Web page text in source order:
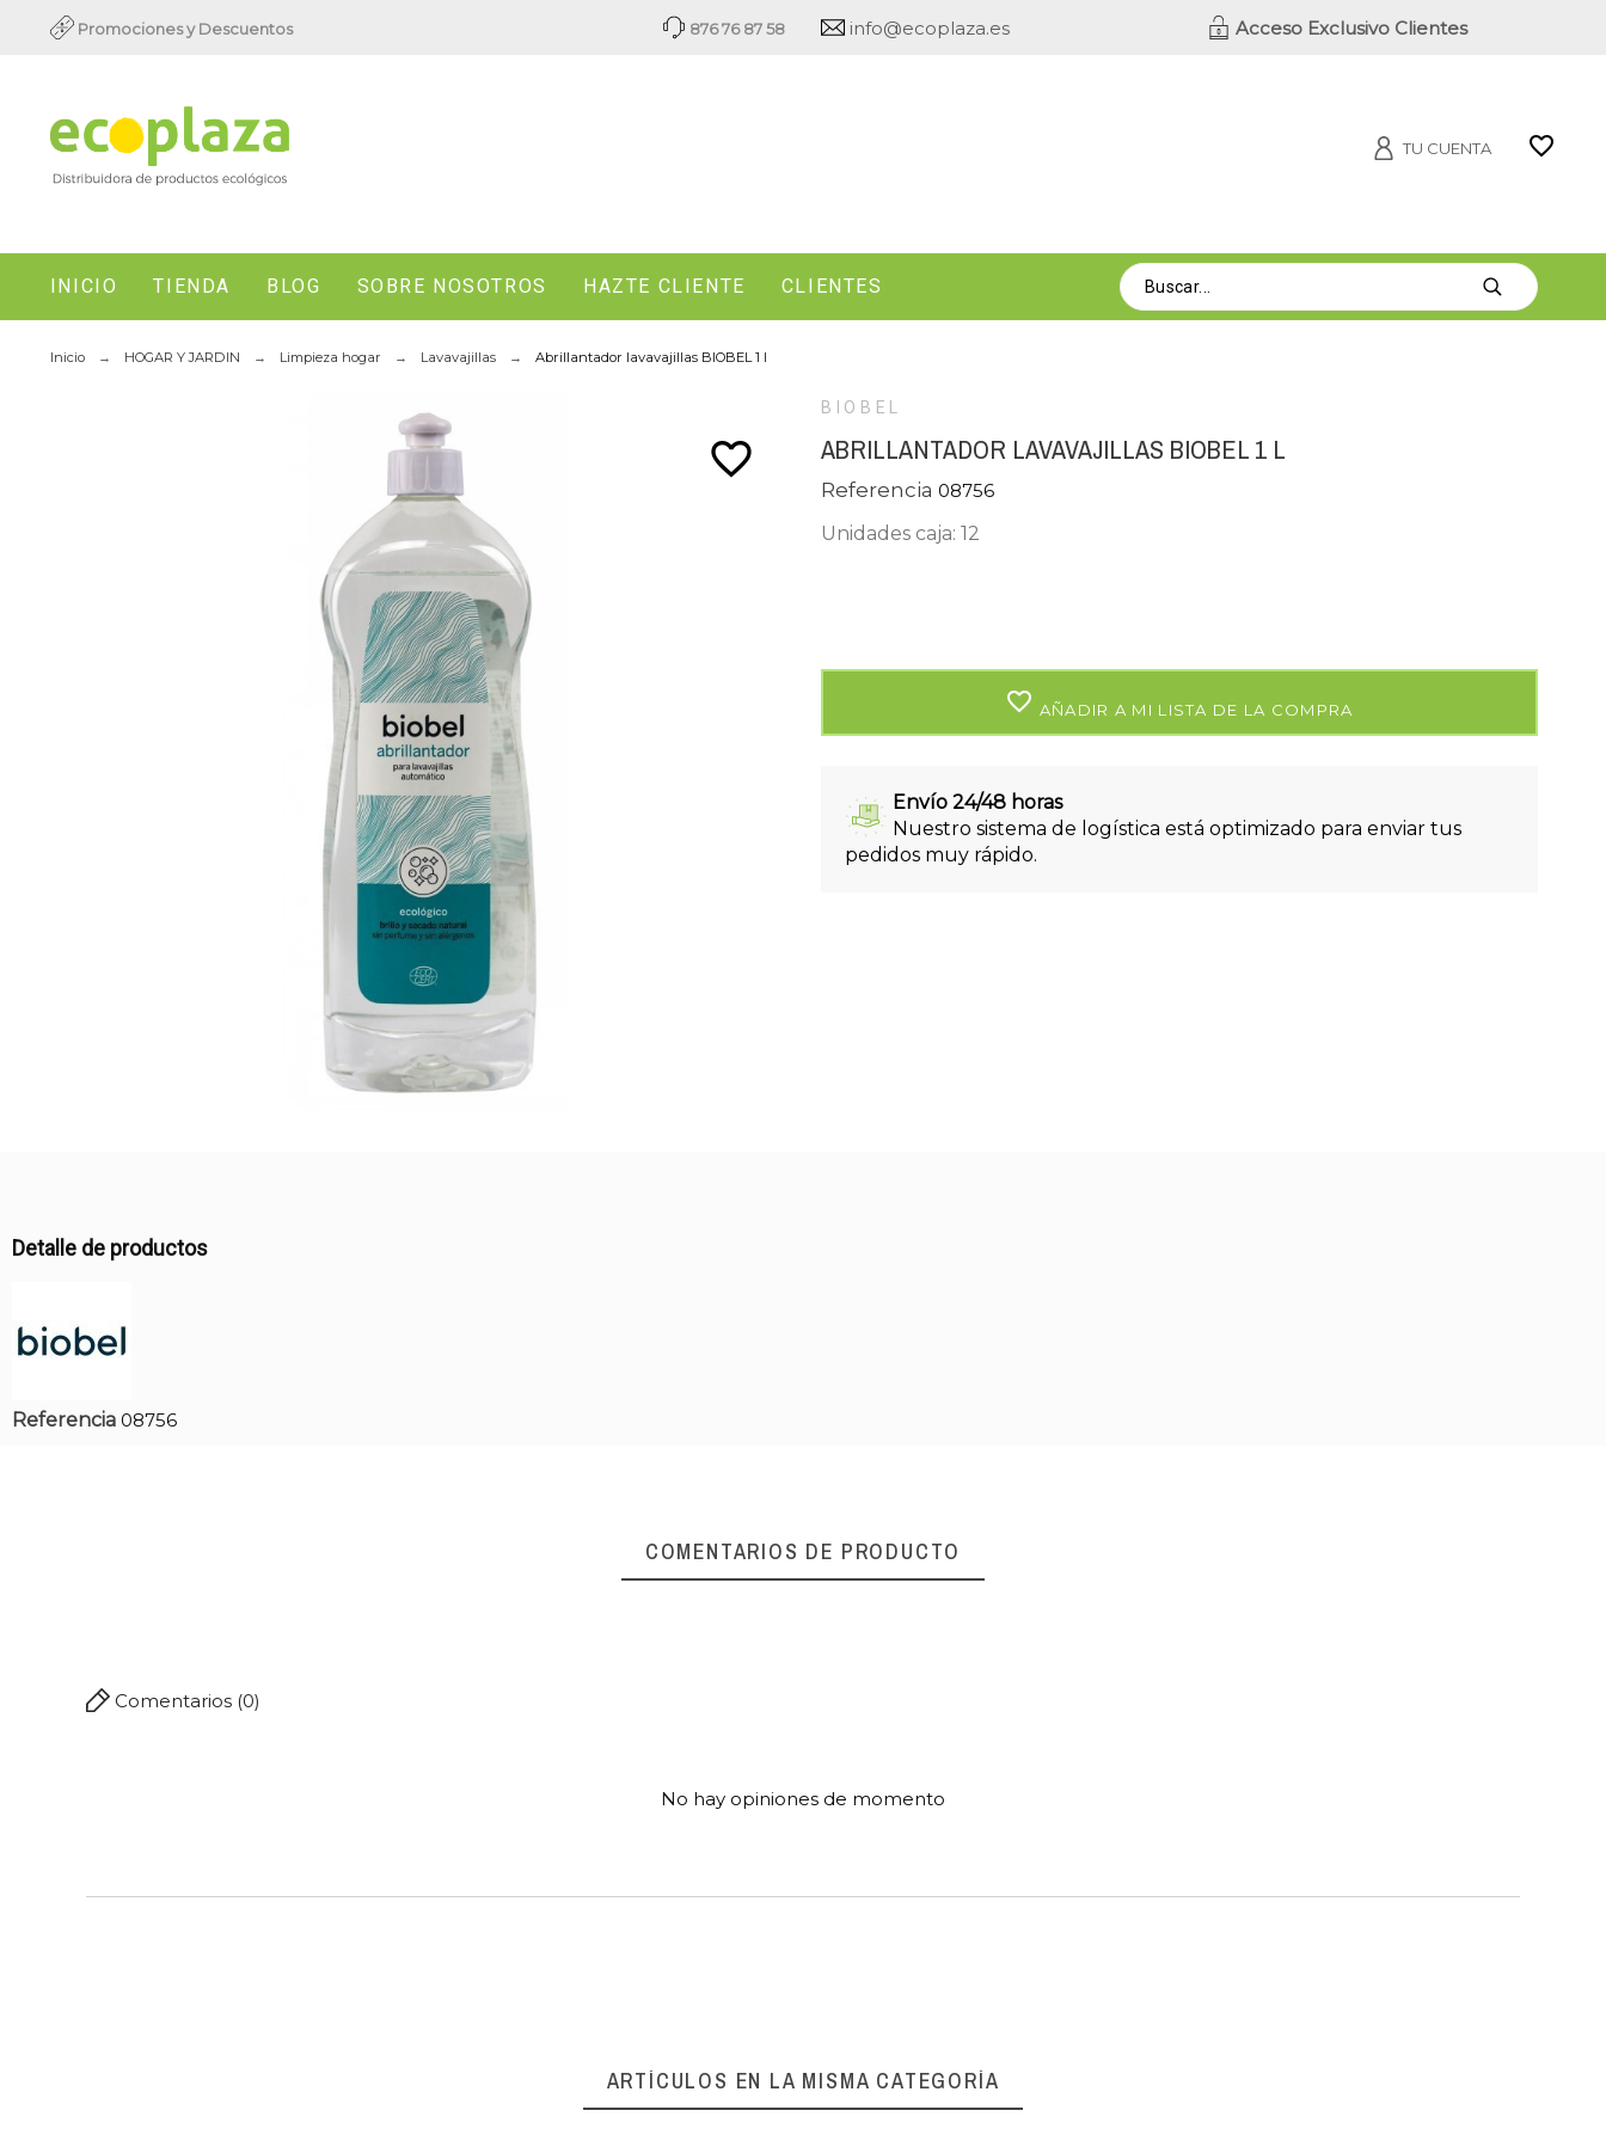
Promociones y Descuentos 876 76 87 58 info@ecoplaza.es Acceso Exclusivo Clientes
TU CUENTA
INICIO TIENDA BLOG SOBRE NOSOTROS HAZTE CLIENTE CLIENTES
Inicio HOGAR Y JARDIN Limpieza hogar Lavavajillas Abrillantador lavavajillas BIOBEL 1 l
favorite_border
BIOBEL
ABRILLANTADOR LAVAVAJILLAS BIOBEL 1 L
Referencia 08756
Unidades caja: 12
favorite_border AÑADIR A MI LISTA DE LA COMPRA
Envío 24/48 horas
Nuestro sistema de logística está optimizado para enviar tus
pedidos muy rápido.
Detalle de productos
Referencia 08756
COMENTARIOS DE PRODUCTO
Comentarios (0)
No hay opiniones de momento
ARTÍCULOS EN LA MISMA CATEGORÍA